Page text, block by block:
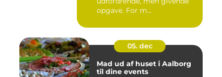
opgave. For m...
05. dec
Mad ud af huset i Aalborg
til dine events